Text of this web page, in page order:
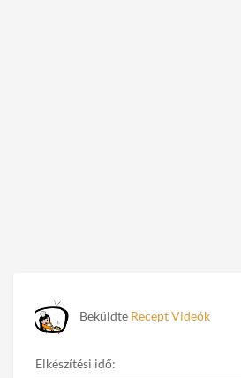
Beküldte Recept Videók
Elkészítési idő: